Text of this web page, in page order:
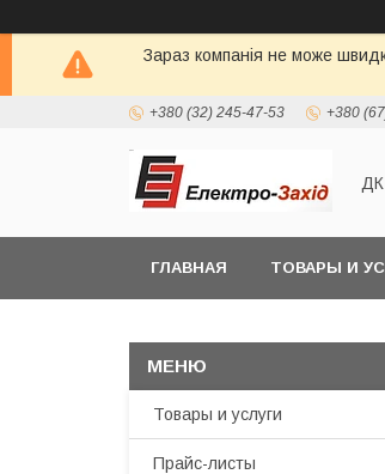
Зараз компанія не може
+380 (32) 245-47-53 +380
ДК
ГЛАВНАЯ ТОВАРЫ И
Товары и услуги
Прайс-листы